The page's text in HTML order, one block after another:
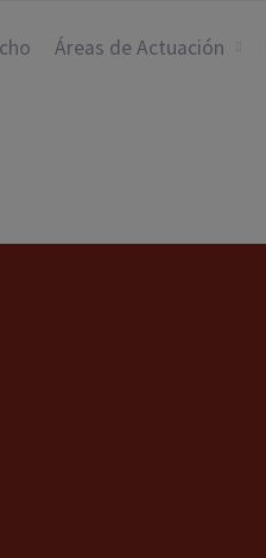
Áreas de Actuación